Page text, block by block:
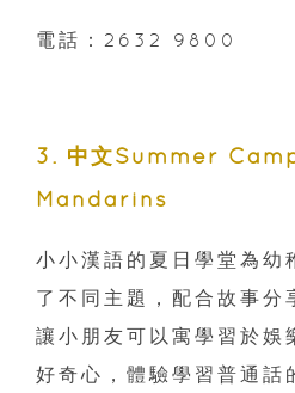
電話：2632 9800
3. 中文Summer
Mandarins
小小漢語的夏日學堂為幼
了不同主題，配合故事分
讓小朋友可以寓學習於娛
好奇心，體驗學習普通話